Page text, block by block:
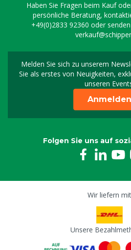
Haben Sie Fragen beim Kauf
persönliche Beratung,
+49(0)2833 92360 oder
Melden Sie sich zu unserem
Sie als erstes von Neuigkeiten,
unseren
Anmelden
Folgen Sie uns auf
Wir liefern mit
Unsere